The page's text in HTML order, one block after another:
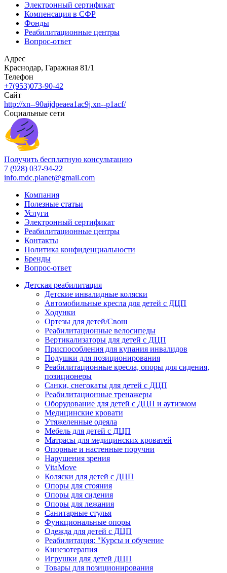
Электронный сертификат
Компенсация в СФР
Фонды
Реабилитационные центры
Вопрос-ответ
Адрес
Краснодар, Гаражная 81/1
Телефон
+7(953)073-90-42
Сайт
http://xn--90aijdpeaea1ac9j.xn--p1acf/
Социальные сети
Получить бесплатную консультацию
7 (928) 037-94-22
info.mdc.planet@gmail.com
Компания
Полезные статьи
Услуги
Электронный сертификат
Реабилитационные центры
Контакты
Политика конфиденциальности
Бренды
Вопрос-ответ
Детская реабилитация
Детские инвалидные коляски
Автомобильные кресла для детей с ДЦП
Ходунки
Ортезы для детей/Свош
Реабилитационные велосипеды
Вертикализаторы для детей с ДЦП
Приспособления для купания инвалидов
Подушки для позиционирования
Реабилитационные кресла, опоры для сидения,
позиционеры
Санки, снегокаты для детей с ДЦП
Реабилитационные тренажеры
Оборудование для детей с ДЦП и аутизмом
Медицинские кровати
Утяжеленные одеяла
Мебель для детей с ДЦП
Матрасы для медицинских кроватей
Опорные и настенные поручни
Нарушения зрения
VitaMove
Коляски для детей с ДЦП
Опоры для стояния
Опоры для сидения
Опоры для лежания
Санитарные стулья
Функциональные опоры
Одежда для детей с ДЦП
Реабилитация: "Курсы и обучение
Кинезотерапия
Игрушки для детей ДЦП
Товары для позиционирования